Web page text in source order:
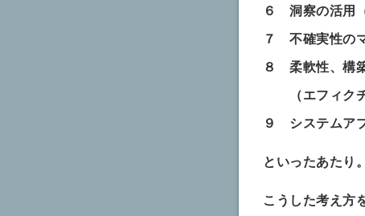
６ 洞察の活用
７ 不確実性の
８ 柔軟性、構
（エフィクチ
９ システムア
といったあたり。
こうした考え方